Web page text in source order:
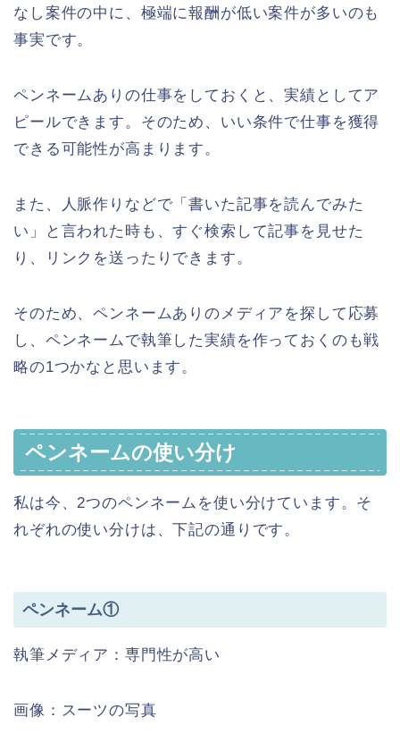
なし案件の中に、極端に報酬が低い案件が多いのも
事実です。
ペンネームありの仕事をしておくと、実績としてア
ピールできます。そのため、いい条件で仕事を獲得
できる可能性が高まります。
また、人脈作りなどで「書いた記事を読んでみた
い」と言われた時も、すぐ検索して記事を見せた
り、リンクを送ったりできます。
そのため、ペンネームありのメディアを探して応募
し、ペンネームで執筆した実績を作っておくのも戦
略の1つかなと思います。
ペンネームの使い分け
私は今、2つのペンネームを使い分けています。そ
れぞれの使い分けは、下記の通りです。
ペンネーム①
執筆メディア：専門性が高い
画像：スーツの写真